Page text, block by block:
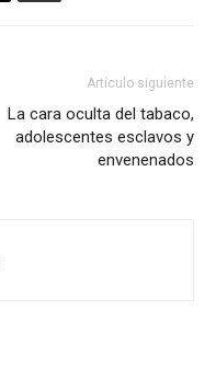
Artículo siguiente
La cara oculta del tabaco,
adolescentes esclavos y
envenenados